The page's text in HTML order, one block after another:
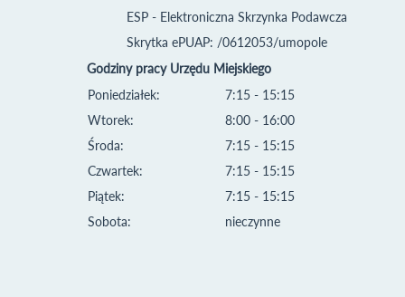
ESP - Elektroniczna Skrzynka Podawcza
Skrytka ePUAP: /0612053/umopole
Godziny pracy Urzędu Miejskiego
Poniedziałek:
Wtorek:
Środa:
Czwartek:
Piątek:
Sobota:
7:15 - 15:15
8:00 - 16:00
7:15 - 15:15
7:15 - 15:15
7:15 - 15:15
nieczynne